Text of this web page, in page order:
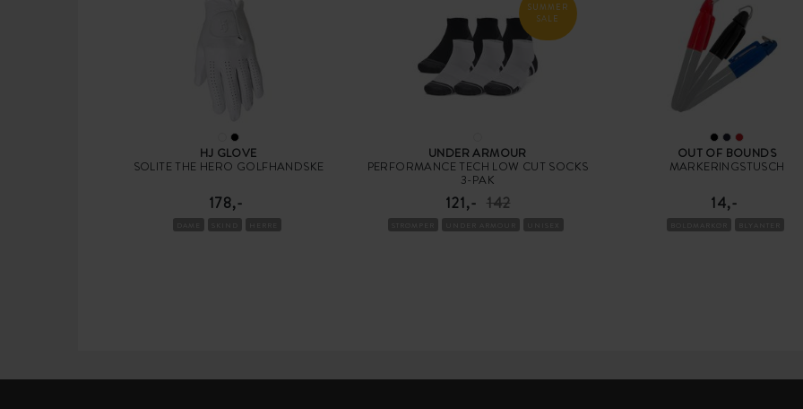
HJ GLOVE
SOLITE THE HERO GOLFHANDSKE
178,-
SUMMER
SALE
UNDER ARMOUR
PERFORMANCE TECH LOW CUT SOCKS
3-PAK
121,- 142
OUT OF BOUNDS
MARKERINGSTUSCH
14,-